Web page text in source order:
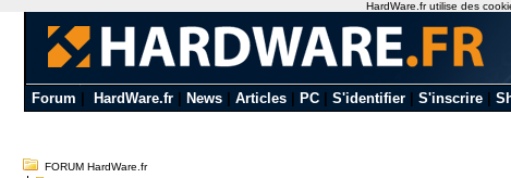
Forum HardWare.fr| News| Articles| PC| S'identifier| S'inscrire|
FORUM HardWare.fr
HardWare.fr utilise des